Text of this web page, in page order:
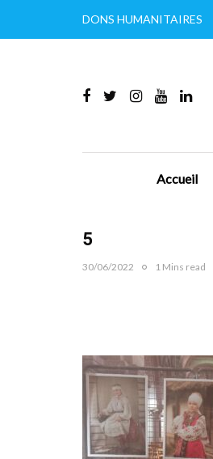
DONS HUMANITAIRES
Accueil
5
30/06/2022 1 Mins read